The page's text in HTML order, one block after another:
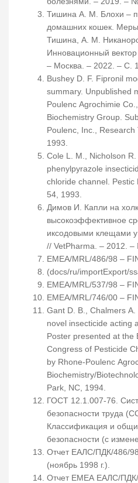
Тишина А. М. Блохи –
домашних кошек.
Тишина, А. М.
Инновационный вектор
– Москва. – 2022. – С.
Bushey D. F. Fipronil
summary. Unpublished
Poulenc Agrochimie
Biochemistry Group.
Poulenc, Inc., Research
1993.
Cole L. M., Nicholson
phenylpyrazole
chloride channel. Pestic
54, 1993.
Димов И. Капли на
высокоэффективное
иксодовыми клещами
// VetPharma. – 2012.
EMEA/MRL/486/98 –
(docs/ru/importExport/
EMEA/MRL/537/98 –
EMEA/MRL/746/00 –
Gant D. B., Chalmers
novel insecticide acting
Poster presented at the
Congress of Pesticide
by Rhone-Poulenc
Biochemistry/
Park, NC, 1994.
ГОСТ 12.1.007-76.
безопасности труда
Классификация и
безопасности (с
Отчет ЕАЛС/ПДК/486/
(ноябрь 1998 г.).
Отчет EMEA ЕАЛС/